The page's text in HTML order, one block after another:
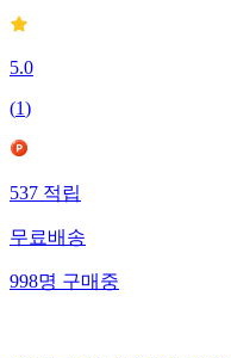
5.0
(1)
537적립
무료배송
998명구매중